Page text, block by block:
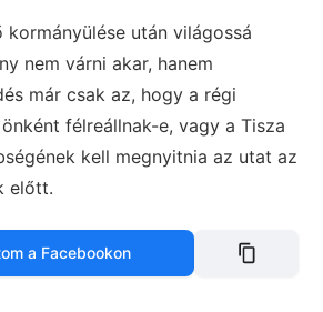
kormányülése után világossá
nem várni akar, hanem
már csak az, hogy a régi
félreállnak-e, vagy a Tisza
kell megnyitnia az utat az
előtt.
a Facebookon